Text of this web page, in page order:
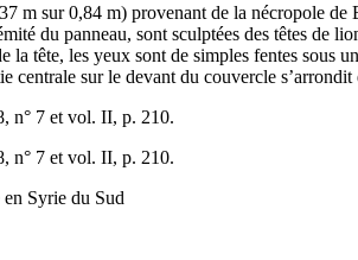
m sur 0,84 m) provenant de la nécropole
du panneau, sont sculptées des têtes de
la tête, les yeux sont de simples fentes sous
centrale sur le devant du couvercle
n° 7 et vol. II, p. 210.
n° 7 et vol. II, p. 210.
Syrie du Sud